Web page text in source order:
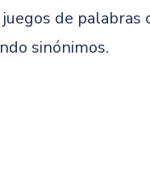
de palabras
sinónimos.